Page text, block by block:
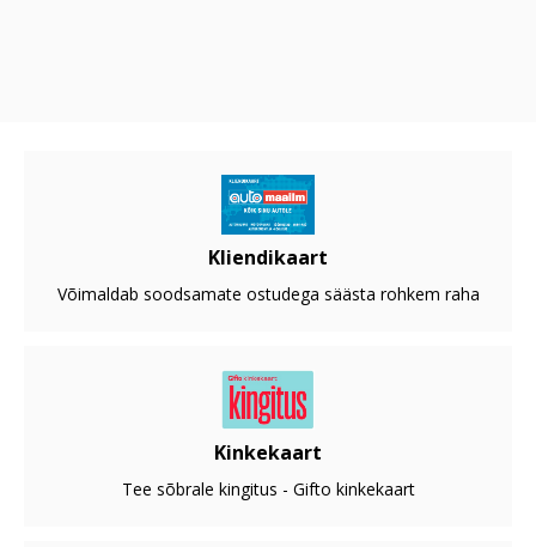
Kliendikaart
Võimaldab soodsamate ostudega säästa rohkem raha
Kinkekaart
Tee sõbrale kingitus - Gifto kinkekaart